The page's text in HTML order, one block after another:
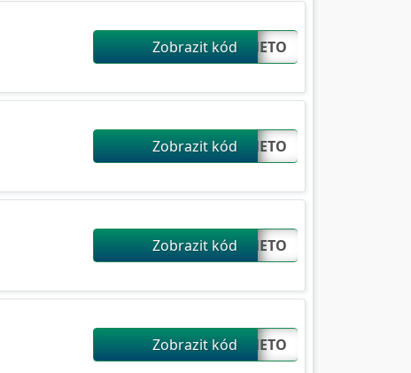
Zobrazit kódAMETO...
Zobrazit kódAMETO...
Zobrazit kódAMETO...
Zobrazit kódAMETO...